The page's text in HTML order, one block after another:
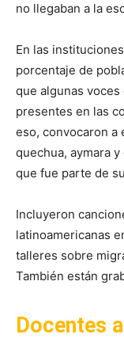
no llegaban a la
En las
porcentaje de
que algunas
presentes en las
eso, convocaron a
quechua, aymara
que fue parte de
Incluyeron
latinoamericanas
talleres sobre
También están
Docentes